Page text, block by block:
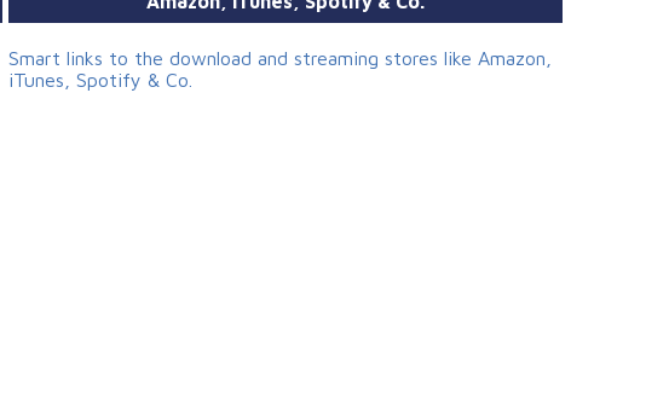
Smart links to the download and streaming stores like Amazon,
iTunes, Spotify & Co.